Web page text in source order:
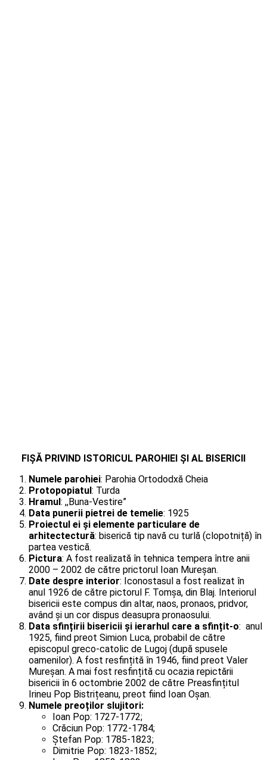
FIȘĂ PRIVIND ISTORICUL PAROHIEI ȘI AL BISERICII
Numele parohiei: Parohia Ortododxă Cheia
Protopopiatul: Turda
Hramul: ,,Buna-Vestire”
Data punerii pietrei de temelie: 1925
Proiectul ei și elemente particulare de
arhitectectură: biserică tip navă cu turlă (clopotniță) în
partea vestică.
Pictura: A fost realizată în tehnica tempera între anii
2000 – 2002 de către prictorul Ioan Mureșan.
Date despre interior: Iconostasul a fost realizat în
anul 1926 de către pictorul F. Tomșa, din Blaj. Interiorul
bisericii este compus din altar, naos, pronaos, pridvor,
având și un cor dispus deasupra pronaosului.
Data sfințirii bisericii și ierarhul care a sfințit-o: anul
1925, fiind preot Simion Luca, probabil de către
episcopul greco-catolic de Lugoj (după spusele
oamenilor). A fost resfințită în 1946, fiind preot Valer
Mureșan. A mai fost resfințită cu ocazia repictării
bisericii în 6 octombrie 2002 de către Preasfințitul
Irineu Pop Bistrițeanu, preot fiind Ioan Oșan.
Numele preoților slujitori:
Ioan Pop: 1727-1772;
Crăciun Pop: 1772-1784;
Ștefan Pop: 1785-1823;
Dimitrie Pop: 1823-1852;